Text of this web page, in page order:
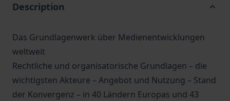
Description
Das Grundlagenwerk über Medienentwicklungen
weltweit
Rechtliche und organisatorische Grundlagen – die
wichtigsten Akteure – Angebot und Nutzung – Stand
der Konvergenz – in 40 Ländern Europas und 43